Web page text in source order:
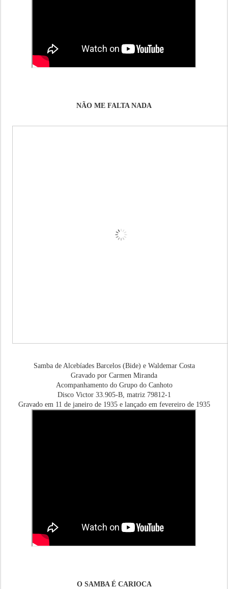
NÃO ME FALTA NADA
Samba de Alcebíades Barcelos (Bide) e Waldemar Costa
Gravado por Carmen Miranda
Acompanhamento do Grupo do Canhoto
Disco Victor 33.905-B, matriz 79812-1
Gravado em 11 de janeiro de 1935 e lançado em fevereiro de 1935
O SAMBA É CARIOCA